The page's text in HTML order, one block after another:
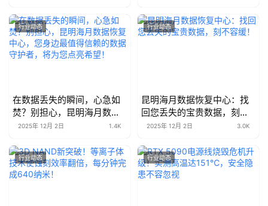
行业动态
在数据丢失的瞬间，心急如
焚？别担心，昆明海月数据
恢复中心，您身边最值得信
亮希望！
2025年 12月 2日 1.4K
行业动态
昆明海月数据恢复中心：找
回您丢失的宝贵数据，刻不
容缓！
2025年 12月 2日 3.0K
行业动态 行业动态